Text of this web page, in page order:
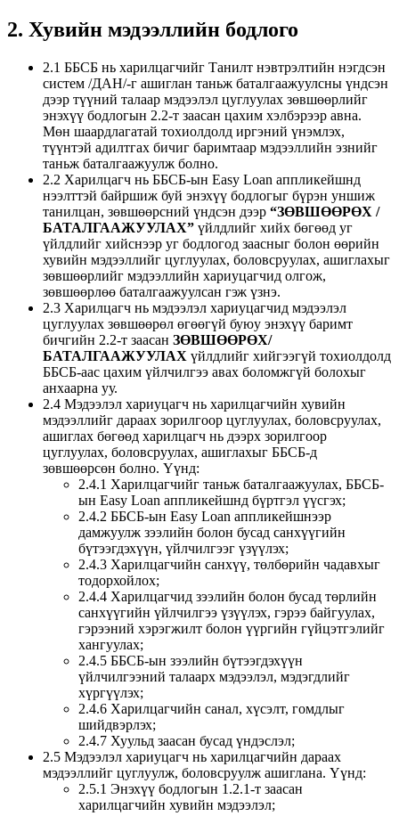
2. Хувийн мэдээллийн бодлого
2.1 ББСБ нь харилцагчийг Танилт нэвтрэлтийн нэгдсэн
систем /ДАН/-г ашиглан таньж баталгаажуулсны үндсэн
дээр түүний талаар мэдээлэл цуглуулах зөвшөөрлийг
энэхүү бодлогын 2.2-т заасан цахим хэлбэрээр авна.
Мөн шаардлагатай тохиолдолд иргэний үнэмлэх,
түүнтэй адилтгах бичиг баримтаар мэдээллийн эзнийг
таньж баталгаажуулж болно.
2.2 Харилцагч нь ББСБ-ын Easy Loan аппликейшнд
нээлттэй байршиж буй энэхүү бодлогыг бүрэн уншиж
танилцан, зөвшөөрсний үндсэн дээр “ЗӨВШӨӨРӨХ /
БАТАЛГААЖУУЛАХ” үйлдлийг хийх бөгөөд уг
үйлдлийг хийснээр уг бодлогод заасныг болон өөрийн
хувийн мэдээллийг цуглуулах, боловсруулах, ашиглахыг
зөвшөөрлийг мэдээллийн хариуцагчид олгож,
зөвшөөрлөө баталгаажуулсан гэж үзнэ.
2.3 Харилцагч нь мэдээлэл хариуцагчид мэдээлэл
цуглуулах зөвшөөрөл өгөөгүй буюу энэхүү баримт
бичгийн 2.2-т заасан ЗӨВШӨӨРӨХ/
БАТАЛГААЖУУЛАХ үйлдлийг хийгээгүй тохиолдолд
ББСБ-аас цахим үйлчилгээ авах боломжгүй болохыг
анхаарна уу.
2.4 Мэдээлэл хариуцагч нь харилцагчийн хувийн
мэдээллийг дараах зорилгоор цуглуулах, боловсруулах,
ашиглах бөгөөд харилцагч нь дээрх зорилгоор
цуглуулах, боловсруулах, ашиглахыг ББСБ-д
зөвшөөрсөн болно. Үүнд:
2.4.1 Харилцагчийг таньж баталгаажуулах, ББСБ-
ын Easy Loan аппликейшнд бүртгэл үүсгэх;
2.4.2 ББСБ-ын Easy Loan аппликейшнээр
дамжуулж зээлийн болон бусад санхүүгийн
бүтээгдэхүүн, үйлчилгээг үзүүлэх;
2.4.3 Харилцагчийн санхүү, төлбөрийн чадавхыг
тодорхойлох;
2.4.4 Харилцагчид зээлийн болон бусад төрлийн
санхүүгийн үйлчилгээ үзүүлэх, гэрээ байгуулах,
гэрээний хэрэгжилт болон үүргийн гүйцэтгэлийг
хангуулах;
2.4.5 ББСБ-ын зээлийн бүтээгдэхүүн
үйлчилгээний талаарх мэдээлэл, мэдэгдлийг
хүргүүлэх;
2.4.6 Харилцагчийн санал, хүсэлт, гомдлыг
шийдвэрлэх;
2.4.7 Хуульд заасан бусад үндэслэл;
2.5 Мэдээлэл хариуцагч нь харилцагчийн дараах
мэдээллийг цуглуулж, боловсруулж ашиглана. Үүнд:
2.5.1 Энэхүү бодлогын 1.2.1-т заасан
харилцагчийн хувийн мэдээлэл;